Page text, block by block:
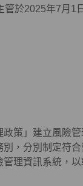
於2025年7月1
策」建立風險
，分別制定符
理資訊系統，